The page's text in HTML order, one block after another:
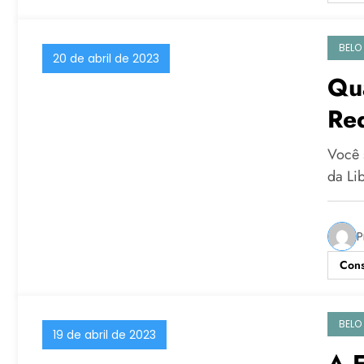
20 de abril de 2023
Você
da
19 de abril de 2023